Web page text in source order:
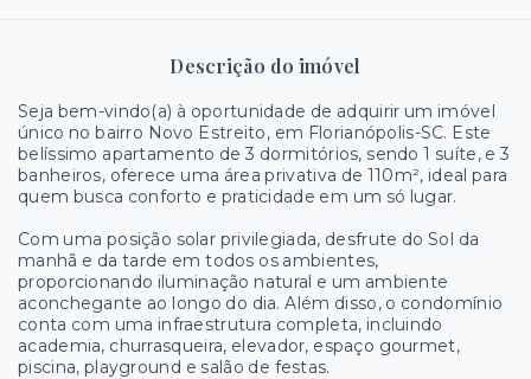
Descrição do imóvel
Seja bem-vindo(a) à oportunidade de adquirir um imóvel
único no bairro Novo Estreito, em Florianópolis-SC. Este
belíssimo apartamento de 3 dormitórios, sendo 1 suíte, e 3
banheiros, oferece uma área privativa de 110m², ideal para
quem busca conforto e praticidade em um só lugar.
Com uma posição solar privilegiada, desfrute do Sol da
manhã e da tarde em todos os ambientes,
proporcionando iluminação natural e um ambiente
aconchegante ao longo do dia. Além disso, o condomínio
conta com uma infraestrutura completa, incluindo
academia, churrasqueira, elevador, espaço gourmet,
piscina, playground e salão de festas.